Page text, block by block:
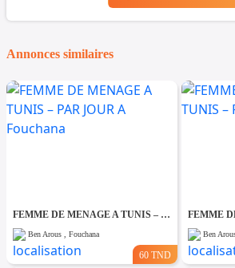
Annonces similaires
FEMME DE MENAGE A TUNIS – PAR JOUR A Fouchana
Ben Arous , Fouchana
60 TND
Ben